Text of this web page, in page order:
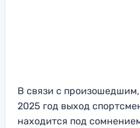
В связи с
2025 год выход
находится под